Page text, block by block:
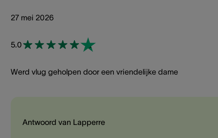
27 mei 2026
5.0
Werd vlug geholpen door een vriendelijke dame
Antwoord van Lapperre